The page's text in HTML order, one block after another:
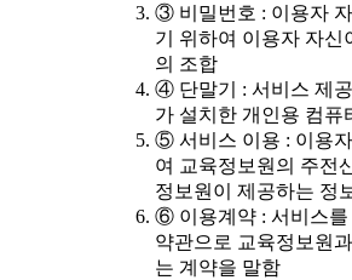
③ 비밀번호 : 이용자
기 위하여 이용자 자신
의 조합
④ 단말기 : 서비스 제
가 설치한 개인용 컴퓨
⑤ 서비스 이용 : 이용
여 교육정보원의 주전
정보원이 제공하는 정
⑥ 이용계약 : 서비스를
약관으로 교육정보원
는 계약을 말함